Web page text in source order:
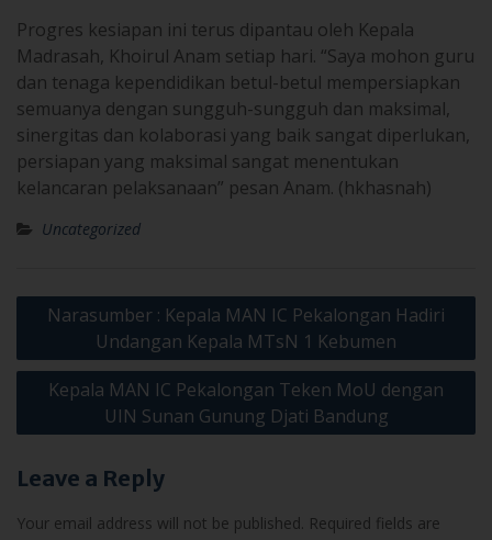
Progres kesiapan ini terus dipantau oleh Kepala
Madrasah, Khoirul Anam setiap hari. “Saya mohon guru
dan tenaga kependidikan betul-betul mempersiapkan
semuanya dengan sungguh-sungguh dan maksimal,
sinergitas dan kolaborasi yang baik sangat diperlukan,
persiapan yang maksimal sangat menentukan
kelancaran pelaksanaan” pesan Anam. (hkhasnah)
Uncategorized
Post
navigation
Narasumber : Kepala MAN IC Pekalongan Hadiri
Undangan Kepala MTsN 1 Kebumen
Kepala MAN IC Pekalongan Teken MoU dengan
UIN Sunan Gunung Djati Bandung
Leave a Reply
Your email address will not be published. Required fields are